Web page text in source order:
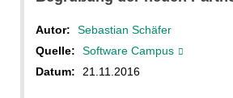
Autor:
Sebastian Schäfer
Quelle:
Software Campus
Datum:
21.11.2016